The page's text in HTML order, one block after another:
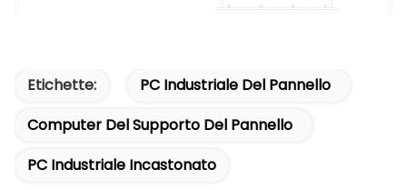
Etichette:
PC Industriale Del Pannello
Computer Del Supporto Del Pannello
PC Industriale Incastonato